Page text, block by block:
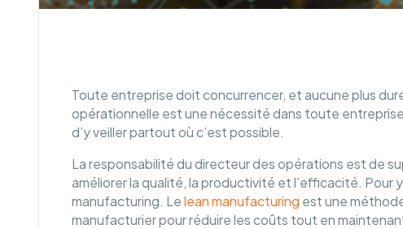
Toute entreprise doit concurrencer, et aucune plus
opérationnelle est une nécessité dans toute
d’y veiller partout où c’est possible.
La responsabilité du directeur des opérations est de
améliorer la qualité, la productivité et l’efficacité.
manufacturing. Le lean manufacturing est une
manufacturier pour réduire les coûts tout en